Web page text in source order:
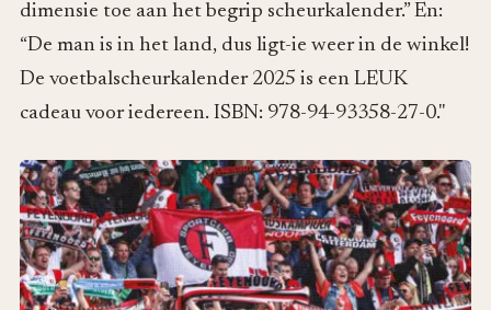
dimensie toe aan het begrip scheurkalender.” En:
“De man is in het land, dus ligt-ie weer in de winkel!
De voetbalscheurkalender 2025 is een LEUK
cadeau voor iedereen. ISBN: 978-94-93358-27-0."